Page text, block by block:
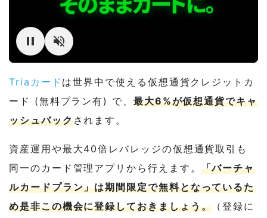
Triaカード は世界中で使える仮想通貨クレジットカ
ード (無料プラン有) で、 最大6%が仮想通貨でキャ
ッシュバックされます。
資産運用や最大40倍レバレッジの仮想通貨取引も
同一のカード管理アプリから行えます。 「バーチャ
ルカードプラン」は期間限定で無料となっているた
め是非この機会に登録しておきましょう。 （登録に